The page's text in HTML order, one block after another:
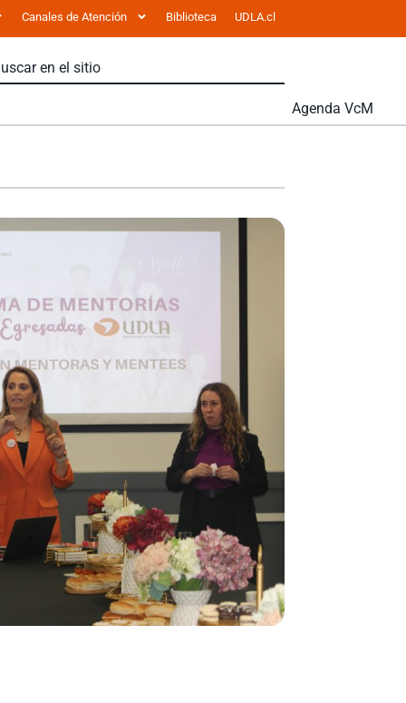
Canales de Atención Biblioteca UDLA.cl
Agenda VcM